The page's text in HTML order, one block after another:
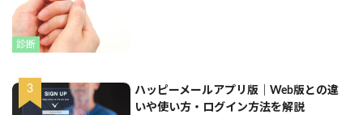
診断
ハッピーメールアプリ版｜Web版との違
いや使い方・ログイン方法を解説